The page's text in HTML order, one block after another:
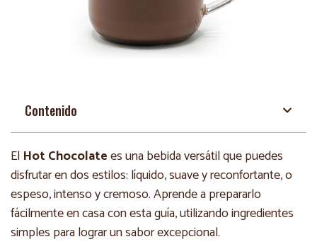
Contenido
El Hot Chocolatees una bebida versátil que puedes
disfrutar en dos estilos: líquido, suave y reconfortante, o
espeso, intenso y cremoso. Aprende a prepararlo
fácilmente en casa con esta guía, utilizando ingredientes
simples para lograr un sabor excepcional.